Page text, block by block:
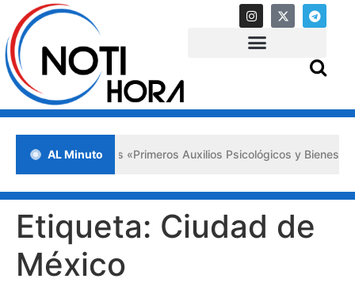
AL Minuto
en Lara impulsa los «Primeros Auxilios Psicológicos y Bienestar
Etiqueta: Ciudad de
México